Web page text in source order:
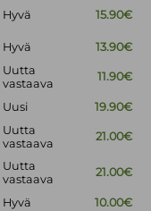
Hyvä 15.90€
Hyvä 13.90€
Uutta
vastaava
11.90€
Uusi 19.90€
Uutta
vastaava
21.00€
Uutta
vastaava
21.00€
Hyvä
10.00€